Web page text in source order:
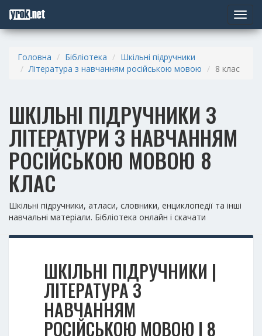
Toggle
Головна Бібліотека
Шкільні підручники
Література з навчанням російською мовою
8 клас
ШКІЛЬНІ ПІДРУЧНИКИ З
ЛІТЕРАТУРИ З НАВЧАННЯМ
РОСІЙСЬКОЮ МОВОЮ 8
КЛАС
Шкільні підручники, атласи, словники, енциклопедії та інші
навчальні матеріали. Бібліотека онлайн і скачати
ШКІЛЬНІ ПІДРУЧНИКИ |
ЛІТЕРАТУРА З
НАВЧАННЯМ
РОСІЙСЬКОЮ МОВОЮ | 8